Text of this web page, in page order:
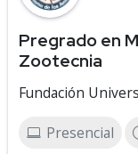
Pregrado en
Zootecnia
Fundación
Presencial